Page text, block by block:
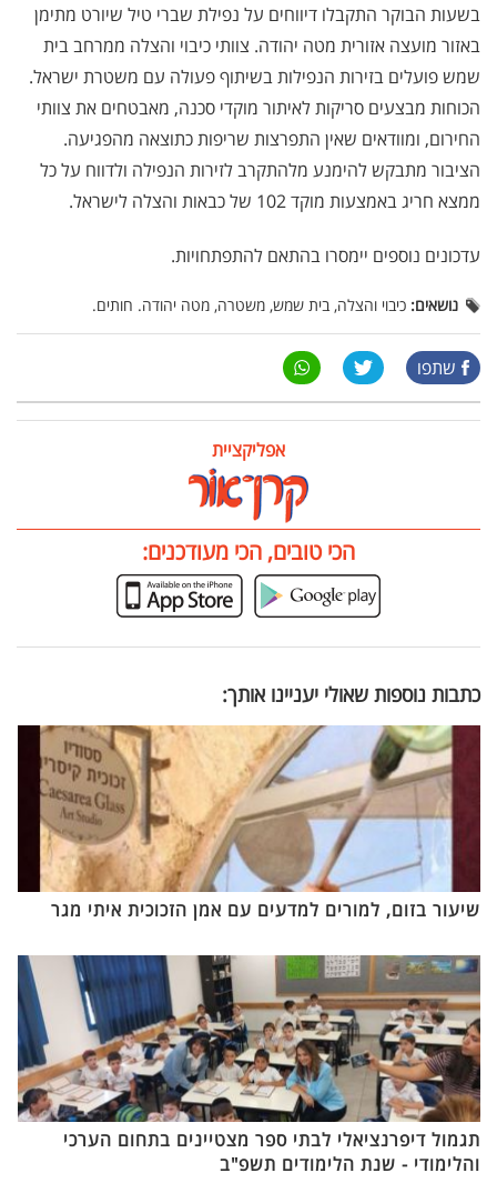
בשעות הבוקר התקבלו דיווחים על נפילת שברי טיל שיורט מתימן
באזור מועצה אזורית מטה יהודה. צוותי כיבוי והצלה ממרחב בית
שמש פועלים בזירות הנפילות בשיתוף פעולה עם משטרת ישראל.
הכוחות מבצעים סריקות לאיתור מוקדי סכנה, מאבטחים את צוותי
החירום, ומוודאים שאין התפרצות שריפות כתוצאה מהפגיעה.
הציבור מתבקש להימנע מלהתקרב לזירות הנפילה ולדווח על כל
ממצא חריג באמצעות מוקד 102 של כבאות והצלה לישראל.
עדכונים נוספים יימסרו בהתאם להתפתחויות.
נושאים: כיבוי והצלה, בית שמש, משטרה, מטה יהודה. חותים.
שתפו
אפליקציית
הכי טובים, הכי מעודכנים:
כתבות נוספות שאולי יעניינו אותך:
שיעור בזום, למורים למדעים עם אמן הזכוכית איתי מגר
תגמול דיפרנציאלי לבתי ספר מצטיינים בתחום הערכי
והלימודי - שנת הלימודים תשפ"ב